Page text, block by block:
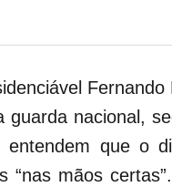
guarda nacional,
entendem que o
“nas mãos